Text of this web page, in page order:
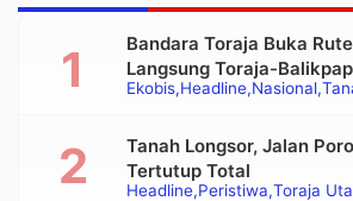
Ekobis Headline Nasional
Bandara Toraja Buka
Langsung Toraja-
Headline Peristiwa Toraja
Tanah Longsor, Jalan
Tertutup Total